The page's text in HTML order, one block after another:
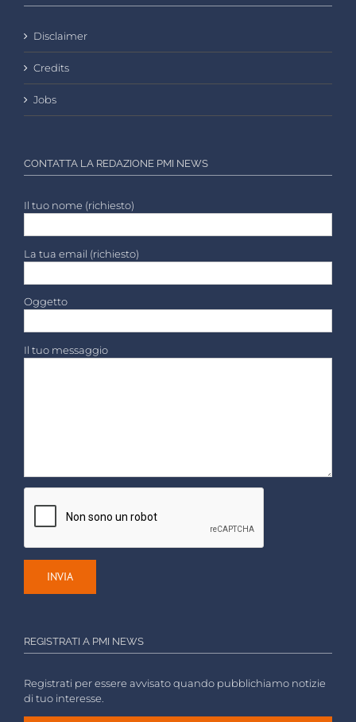
Disclaimer
Credits
Jobs
CONTATTA LA REDAZIONE PMI NEWS
Il tuo nome (richiesto)
La tua email (richiesto)
Oggetto
Il tuo messaggio
REGISTRATI A PMI NEWS
Registrati per essere avvisato quando pubblichiamo notizie
di tuo interesse.